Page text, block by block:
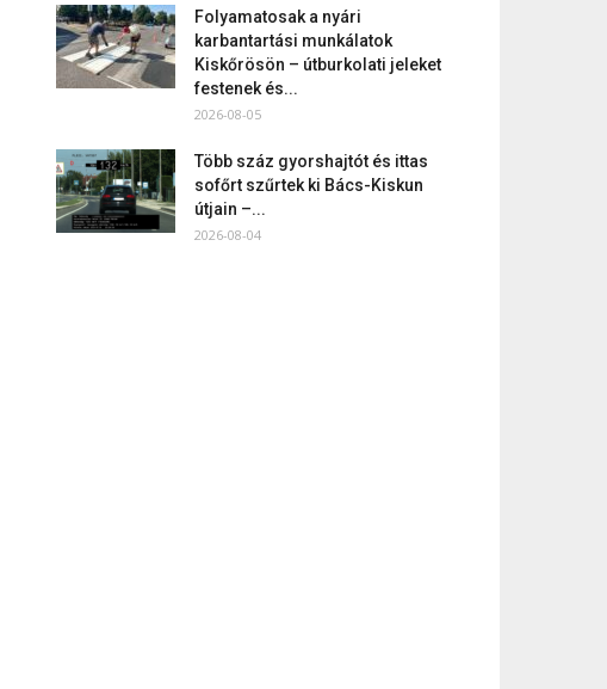
Folyamatosak a nyári
karbantartási munkálatok
Kiskőrösön – útburkolati jeleket
festenek és...
2026-08-05
Több száz gyorshajtót és ittas
sofőrt szűrtek ki Bács-Kiskun
útjain –...
2026-08-04